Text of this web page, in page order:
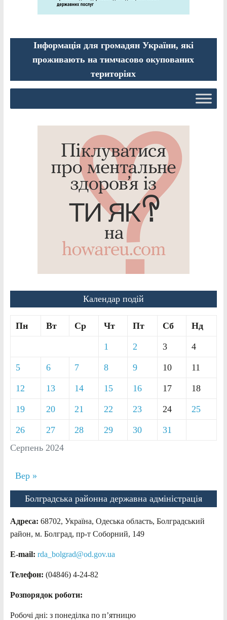
Інформація для громадян України, які
проживають на тимчасово окупованих
територіях
Календар подій
Серпень 2024
Пн Вт Ср Чт Пт Сб Нд
1 2 3 4
5 6 7 8 9 10 11
12 13 14 15 16 17 18
19 20 21 22 23 24 25
26 27 28 29 30 31
Вер »
Болградська районна державна адміністрація
Адреса: 68702, Україна, Одеська область, Болградський
район, м. Болград, пр-т Соборний, 149
E-mail: rda_bolgrad@od.gov.ua
Телефон: (04846) 4-24-82
Розпорядок роботи:
Робочі дні: з понеділка по п’ятницю